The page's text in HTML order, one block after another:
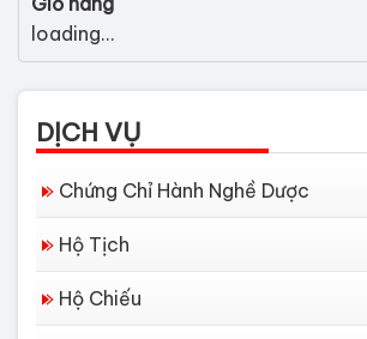
loading...
DỊCH VỤ
Chứng Chỉ Hành Nghề Dược
Hộ Tịch
Hộ Chiếu